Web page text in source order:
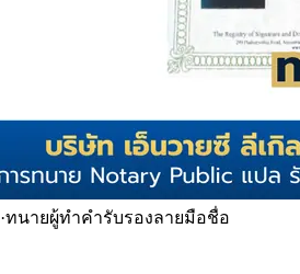
·ทนายผู้ทำคำรับรองลายมือชื่อ